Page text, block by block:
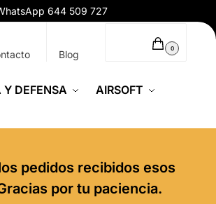
644 509 727
Blog 0
DEFENSA AIRSOFT
pedidos recibidos esos
por tu paciencia.